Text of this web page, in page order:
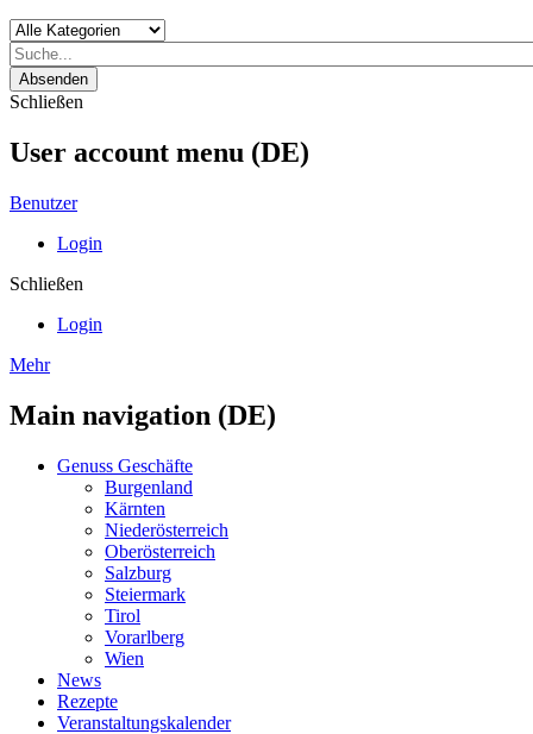
Absenden
Schließen
User account menu (DE)
Benutzer
Login
Schließen
Login
Mehr
Main navigation (DE)
Genuss Geschäfte
Burgenland
Kärnten
Niederösterreich
Oberösterreich
Salzburg
Steiermark
Tirol
Vorarlberg
Wien
News
Rezepte
Veranstaltungskalender